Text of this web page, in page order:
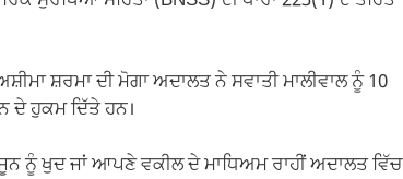
ਸ਼ਰਮਾ ਦੀ ਮੋਗਾ ਅਦਾਲਤ ਨੇ ਸਵਾਤੀ ਮਾਲੀਵਾਲ ਨੂੰ 10
ਦੇ ਹੁਕਮ ਦਿੱਤੇ ਹਨ।
ਨੂੰ ਖੁਦ ਜਾਂ ਆਪਣੇ ਵਕੀਲ ਦੇ ਮਾਧਿਅਮ ਰਾਹੀਂ ਅਦਾਲਤ ਵਿੱਚ